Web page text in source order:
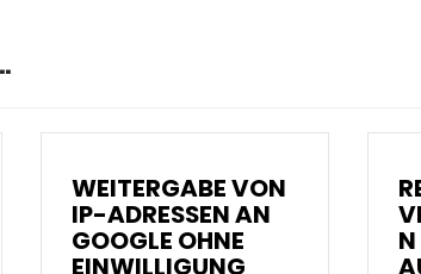
WEITERGABE VON
IP-ADRESSEN AN
GOOGLE OHNE
EINWILLIGUNG